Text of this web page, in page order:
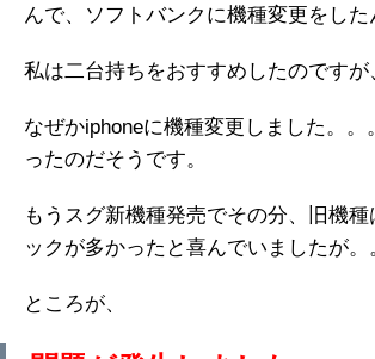
んで、ソフトバンクに機種変更をした
私は二台持ちをおすすめしたのですが
なぜかiphoneに機種変更しました。。
ったのだそうです。
もうスグ新機種発売でその分、旧機
ックが多かったと喜んでいましたが。
ところが、